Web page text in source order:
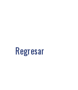
Regresar